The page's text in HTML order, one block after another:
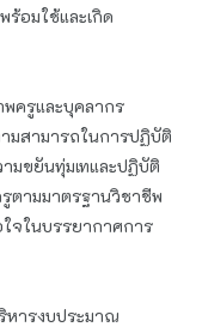
อมใช้และเกิด
ละบุคลากร
มสามารถในการปฏิบัติ
มขยันทุ่มเทและปฏิบัติ
ตามมาตรฐานวิชาชีพ
จในบรรยากาศการ
งบประมาณ